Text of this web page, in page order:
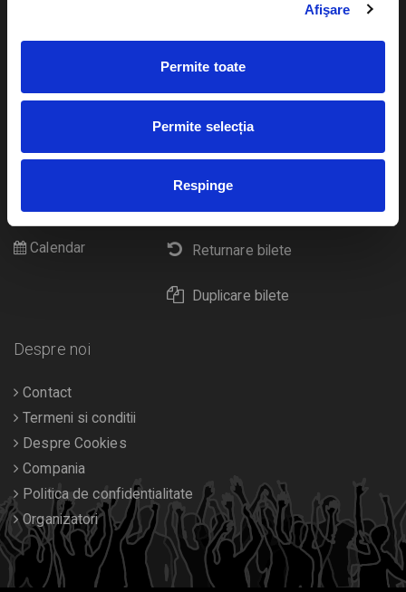
Afişare
Permite toate
Permite selecția
Respinge
Cum comand bilete?
eBilet printat acasa
Returnare bilete
Duplicare bilete
Pentru copii
Diverse
Calendar
Despre noi
Contact
Termeni si conditii
Despre Cookies
Compania
Politica de confidentialitate
Organizatori